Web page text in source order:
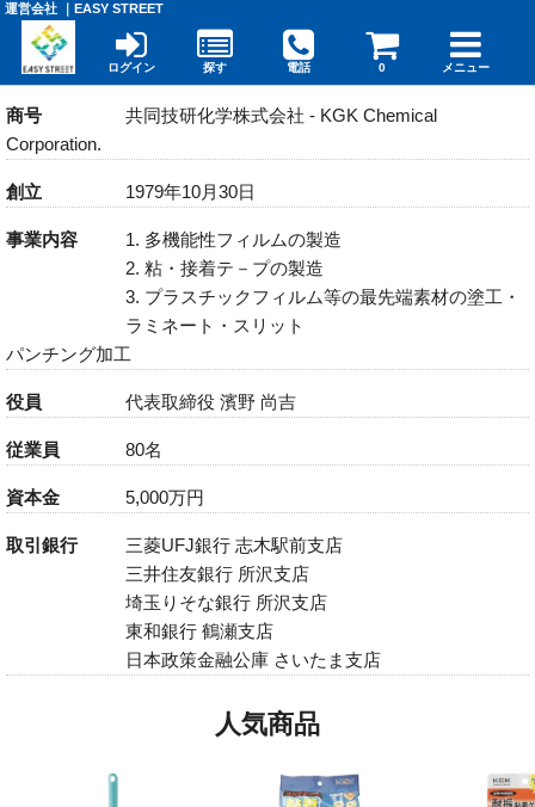
商号
共同技研化学株式会社 - KGK Chemical
Corporation.
創立 1979年10月30日
事業内容
1. 多機能性フィルムの製造
2. 粘・接着テ－プの製造
3. プラスチックフィルム等の最先端素材の塗工・
ラミネート・スリット
パンチング加工
役員 代表取締役 濱野 尚吉
従業員 80名
資本金 5,000万円
取引銀行
三菱UFJ銀行 志木駅前支店
三井住友銀行 所沢支店
埼玉りそな銀行 所沢支店
東和銀行 鶴瀬支店
日本政策金融公庫 さいたま支店
人気商品
運営会社 ｜EASY STREET
ログイン 探す 電話 0 メニュー